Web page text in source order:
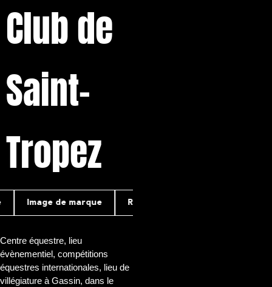
Club de
Saint-
Tropez
Image de marque Référencement
Centre équestre, lieu
évènementiel, compétitions
équestres internationales, lieu de
villégiature à Gassin, dans le